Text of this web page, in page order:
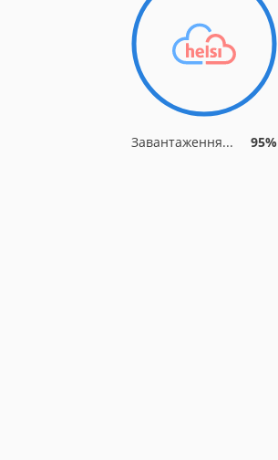
Завантаження... 95%